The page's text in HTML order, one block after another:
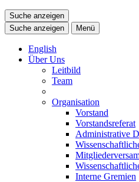
Suche anzeigen
Suche anzeigen
Menü
English
Über Uns
Leitbild
Team
Organisation
Vorstand
Vorstandsreferat
Administrative
Interne Gremien